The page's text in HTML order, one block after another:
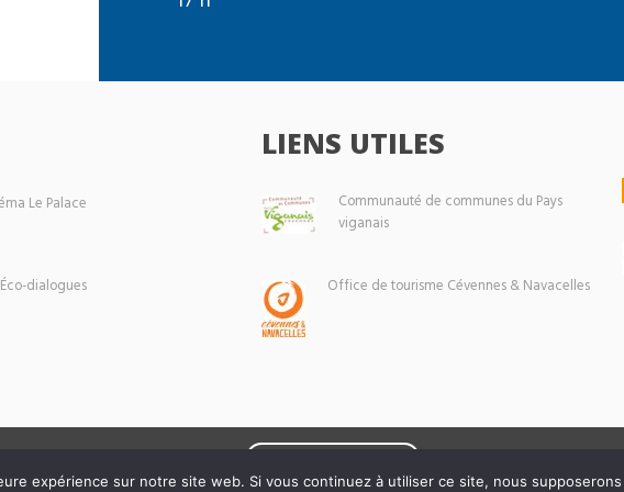
Le Palace
dialogues
LIENS UTILES
Communauté de communes du Pays
viganais
Office de tourisme Cévennes & Navacelles
expérience sur notre site web. Si vous continuez à utiliser ce site, nous